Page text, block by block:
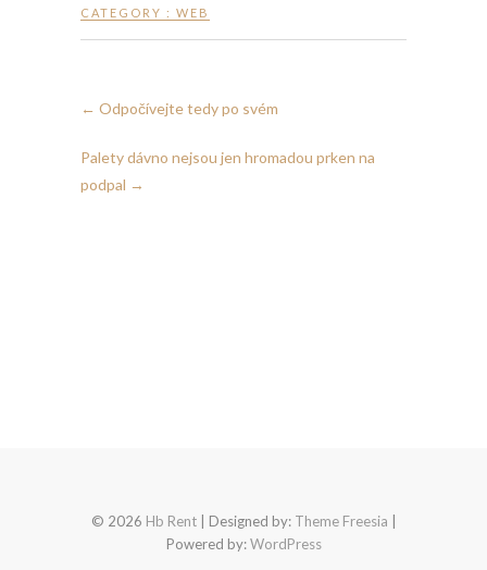
CATEGORY : WEB
← Odpočívejte tedy po svém
Palety dávno nejsou jen hromadou prken na
podpal →
© 2026 Hb Rent| Designed by: Theme Freesia
Powered by:WordPress